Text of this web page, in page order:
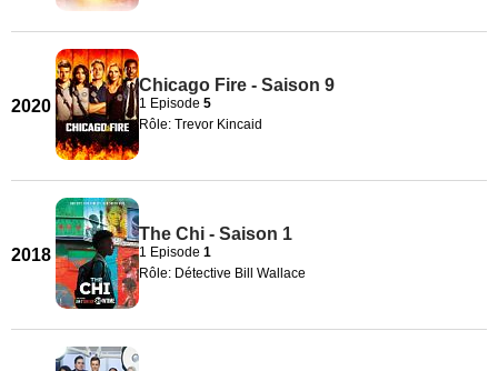
2020
Chicago Fire - Saison 9
1 Episode 5
Rôle: Trevor Kincaid
2018
The Chi - Saison 1
1 Episode 1
Rôle: Détective Bill Wallace